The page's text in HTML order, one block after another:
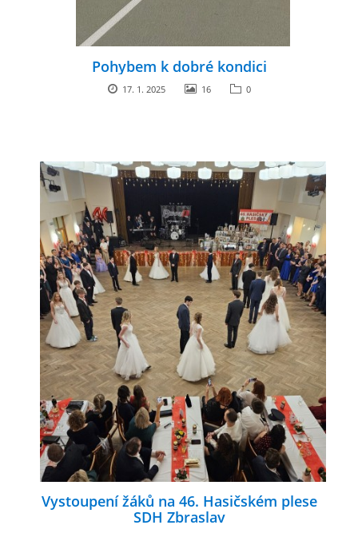
Pohybem k dobré kondici
17. 1. 2025 16 0
Vystoupení žáků na 46. Hasičském plese
SDH Zbraslav